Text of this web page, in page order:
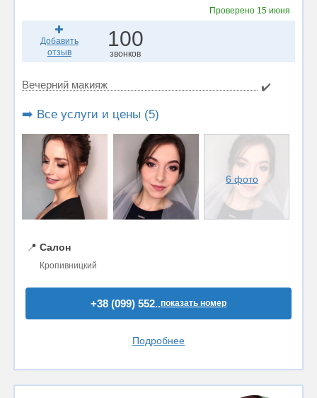
Проверено 15 июня
Добавить
отзыв
100
звонков
Вечерний макияж ✔️
➡️ Все услуги и цены (5)
6 фото
📍 Салон
Кропивницкий
+38 (099) 552..показать номер
Подробнее